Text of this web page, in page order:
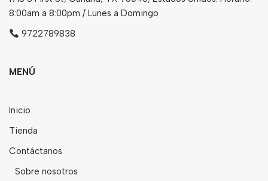
Galletas
Golosinas
Bebidas
8:00am a 8:00pm / Lunes a Domingo
9722789838
MENÚ
Inicio
Tienda
Contáctanos
Sobre nosotros